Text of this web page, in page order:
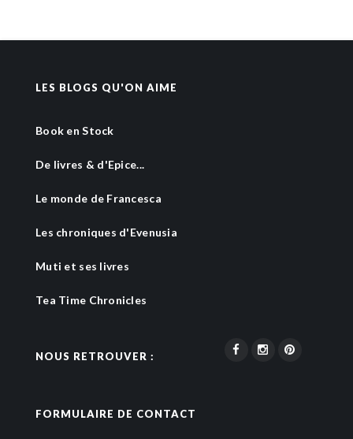
LES BLOGS QU'ON AIME
Book en Stock
De livres & d'Epice...
Le monde de Francesca
Les chroniques d'Evenusia
Muti et ses livres
Tea Time Chronicles
NOUS RETROUVER :
FORMULAIRE DE CONTACT